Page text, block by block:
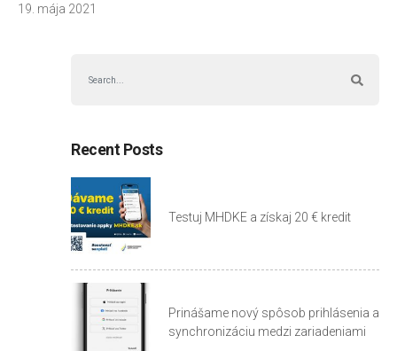
19. mája 2021
Recent Posts
Testuj MHDKE a získaj 20 € kredit
Prinášame nový spôsob prihlásenia a
synchronizáciu medzi zariadeniami